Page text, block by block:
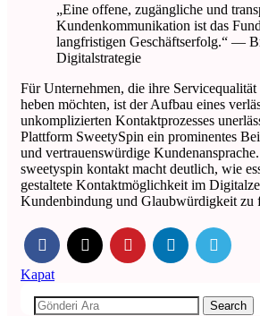
„Eine offene, zugängliche und
Kundenkommunikation ist das
langfristigen Geschäftserfolg.“ —
Digitalstrategie
Für Unternehmen, die ihre
heben möchten, ist der Aufbau eines
unkomplizierten Kontaktprozesses
Plattform SweetySpin ein prominentes
und vertrauenswürdige
sweetyspin kontakt macht deutlich, wie
gestaltete Kontaktmöglichkeit im
Kundenbindung und Glaubwürdigkeit zu
Kapat
Search